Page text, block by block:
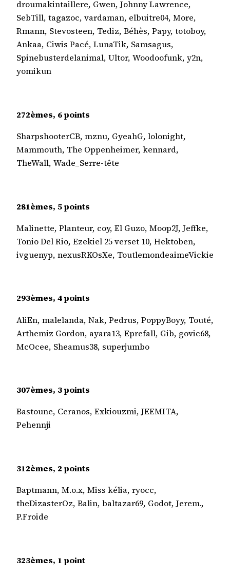
droumakintaillere, Gwen, Johnny Lawrence,
SebTill, tagazoc, vardaman, elbuitre04, More,
Rmann, Stevosteen, Tediz, Béhès, Papy, totoboy,
Ankaa, Ciwis Pacé, LunaTik, Samsagus,
Spinebusterdelanimal, Ultor, Woodoofunk, y2n,
yomikun
272èmes, 6 points
SharpshooterCB, mznu, GyeahG, lolonight,
Mammouth, The Oppenheimer, kennard,
TheWall, Wade_Serre-tête
281èmes, 5 points
Malinette, Planteur, coy, El Guzo, Moop2J, Jeffke,
Tonio Del Rio, Ezekiel 25 verset 10, Hektoben,
ivguenyp, nexusRKOsXe, ToutlemondeaimeVickie
293èmes, 4 points
AliEn, malelanda, Nak, Pedrus, PoppyBoyy, Touté,
Arthemiz Gordon, ayara13, Eprefall, Gib, govic68,
McOcee, Sheamus38, superjumbo
307èmes, 3 points
Bastoune, Ceranos, Exkiouzmi, JEEMITA,
Pehennji
312èmes, 2 points
Baptmann, M.o.x, Miss kélia, ryocc,
theDizasterOz, Balin, baltazar69, Godot, Jerem.,
P.Froide
323èmes, 1 point